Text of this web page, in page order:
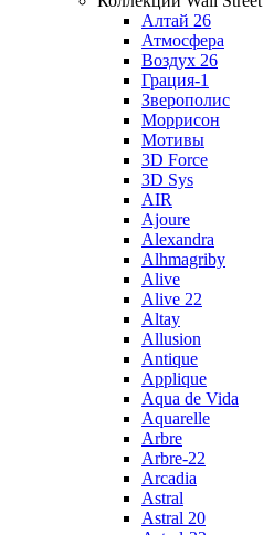
Алтай 26
Атмосфера
Воздух 26
Грация-1
Зверополис
Моррисон
Мотивы
3D Force
3D Sys
AIR
Ajoure
Alexandra
Alhmagriby
Alive
Alive 22
Altay
Allusion
Antique
Applique
Aqua de Vida
Aquarelle
Arbre
Arbre-22
Arcadia
Astral
Astral 20